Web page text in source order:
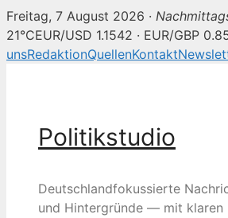
Freitag, 7 August 2026 ·
21°CEUR/USD 1.1542 · EUR/GBP
unsRedaktionQuellenKontakt
Politikstudio
Deutschlandfokussierte
und Hintergründe — mit klaren